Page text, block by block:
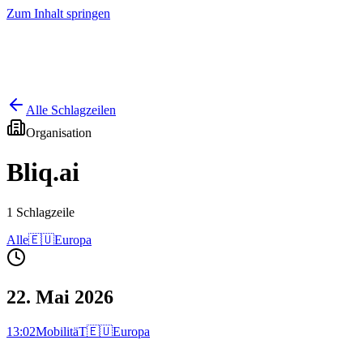
Zum Inhalt springen
Alle Schlagzeilen
Organisation
Bliq.ai
1 Schlagzeile
Alle🇪🇺Europa
22. Mai 2026
13:02MobilitäT🇪🇺Europa